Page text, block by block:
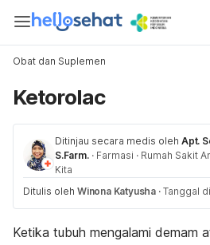
Obat dan Suplemen
Ketorolac
Ditinjau secara medis oleh Apt.
S.Farm. · Farmasi · Rumah Sakit
Kita
Ditulis oleh Winona Katyusha · Tanggal
Ketika tubuh mengalami demam